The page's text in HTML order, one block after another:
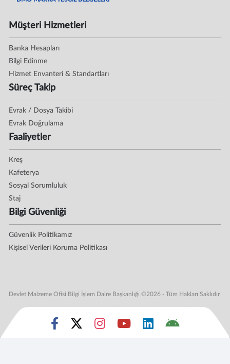
Müşteri Hizmetleri
Banka Hesapları
Bilgi Edinme
Hizmet Envanteri & Standartları
Süreç Takip
Evrak / Dosya Takibi
Evrak Doğrulama
Faaliyetler
Kreş
Kafeterya
Sosyal Sorumluluk
Staj
Bilgi Güvenliği
Güvenlik Politikamız
Kişisel Verileri Koruma Politikası
Devlet Malzeme Ofisi Bilgi İşlem Daire Başkanlığı ©2026 - Tüm Hakları Saklıdır